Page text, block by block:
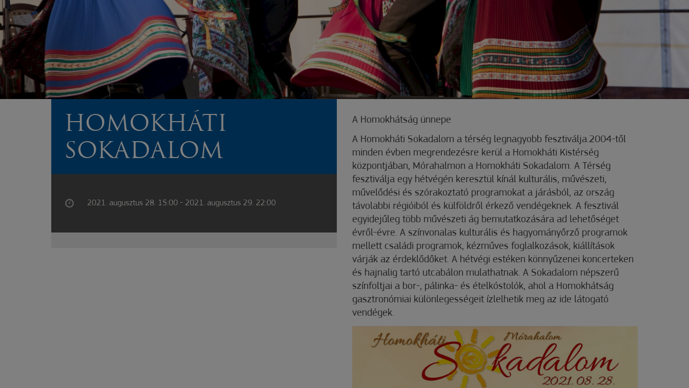
HOMOKHÁTI
SOKADALOM
2021. augusztus 28. 15:00 - 2021. augusztus 29. 22:00
A Homokhátság ünnepe
A Homokháti Sokadalom a térség legnagyobb fesztiválja.2004-től
minden évben megrendezésre kerül a Homokháti Kistérség
központjában, Mórahalmon a Homokháti Sokadalom. A Térség
fesztiválja egy hétvégén keresztül kínál kulturális, művészeti,
művelődési és szórakoztató programokat a járásból, az ország
távolabbi régióiból és külföldről érkező vendégeknek. A fesztivál
egyidejűleg több művészeti ág bemutatkozására ad lehetőséget
évről-évre. A színvonalas kulturális és hagyományőrző programok
mellett családi programok, kézműves foglalkozások, kiállítások
várják az érdeklődőket. A hétvégi estéken könnyűzenei koncerteken
és hajnalig tartó utcabálon mulathatnak. A Sokadalom népszerű
színfoltjai a bor-, pálinka- és ételkóstolók, ahol a Homokhátság
gasztronómiai különlegességeit ízlelhetik meg az ide látogató
vendégek.